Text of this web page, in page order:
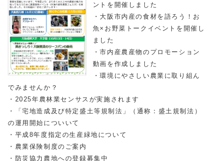
ントを開催しました
・大阪市内産の食材を語ろう！お
魚×お野菜トークイベントを開催し
ました
・市内産農産物のプロモーション
動画を作成しました
・環境にやさしい農業に取り組ん
でみませんか？
・2025年農林業センサスが実施されます
・「宅地造成及び特定盛土等規制法」（通称：盛土規制法）
の運用開始についいて
・平成8年度指定の生産緑地について
・農業保険制度のご案内
・防災協力農地への登録募集中